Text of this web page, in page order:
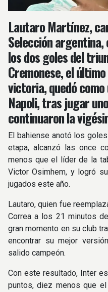
Lautaro Martínez,
Selección
los dos goles del
Cremonese, el
victoria, quedó
Napoli, tras jugar
continuaron la
El bahiense anotó los
etapa, alcanzó las once
menos que el líder de la
Victor Osimhem, y logró
jugados este año.
Lautaro, quien fue
Correa a los 21 minutos
gran momento en su club
encontrar su mejor
salido campeón.
Con este resultado, Inter
puntos, diez menos que